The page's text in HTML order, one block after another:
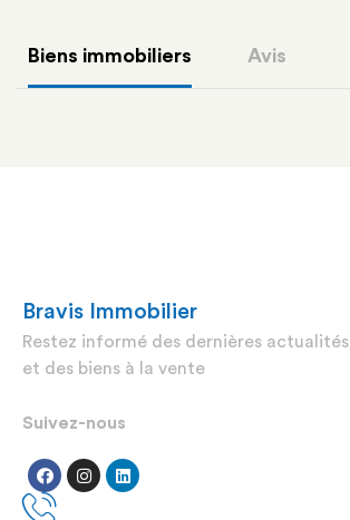
Biens immobiliers Avis
Bravis Immobilier
Restez informé des dernières actualités
et des biens à la vente
Suivez-nous